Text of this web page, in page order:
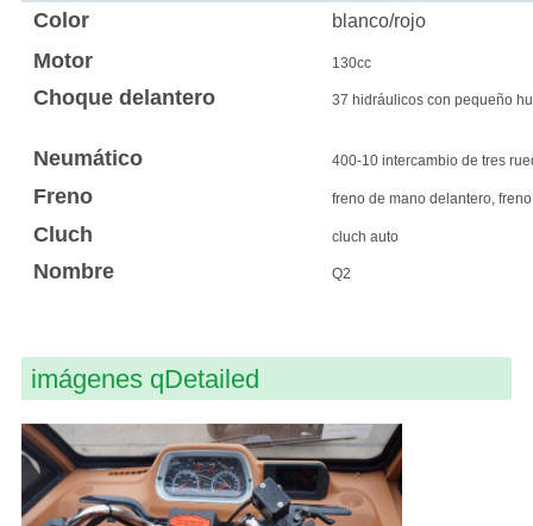
Color blanco/rojo
Motor 130cc
Choque delantero 37 hidráulicos con pequeño
Neumático 400-10 intercambio de tres
Freno freno de mano delantero,
Cluch cluch auto
Nombre Q2
imágenes qDetailed